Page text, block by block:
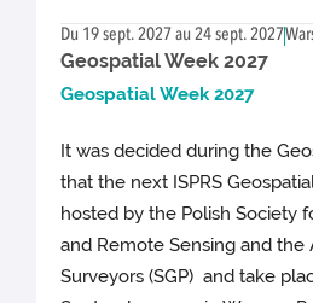
Du 19 sept. 2027 au 24 sept. 2027
Geospatial Week 2027
Geospatial Week 2027
It was decided during the
that the next ISPRS
hosted by the Polish Society
and Remote Sensing and the
Surveyors (SGP) and take